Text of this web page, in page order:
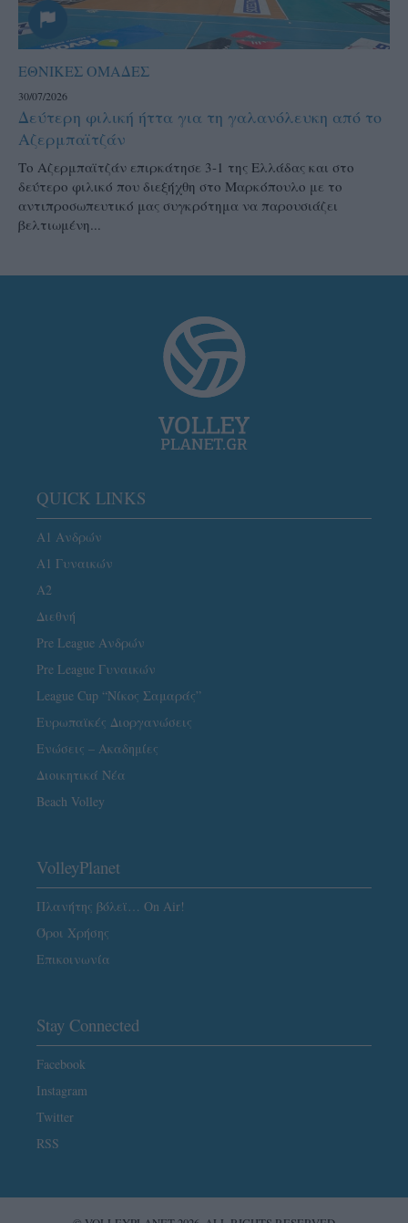
ΕΘΝΙΚΕΣ ΟΜΑΔΕΣ
30/07/2026
Δεύτερη φιλική ήττα για τη γαλανόλευκη από το
Αζερμπαϊτζάν
Το Αζερμπαϊτζάν επιρκάτησε 3-1 της Ελλάδας και στο
δεύτερο φιλικό που διεξήχθη στο Μαρκόπουλο με το
αντιπροσωπευτικό μας συγκρότημα να παρουσιάζει
βελτιωμένη...
QUICK LINKS
Α1 Ανδρών
Α1 Γυναικών
A2
Διεθνή
Pre League Ανδρών
Pre League Γυναικών
League Cup “Νίκος Σαμαράς”
Ευρωπαϊκές Διοργανώσεις
Ενώσεις – Ακαδημίες
Διοικητικά Νέα
Beach Volley
VolleyPlanet
Πλανήτης βόλεϊ… On Air!
Όροι Χρήσης
Επικοινωνία
Stay Connected
Facebook
Instagram
Twitter
RSS